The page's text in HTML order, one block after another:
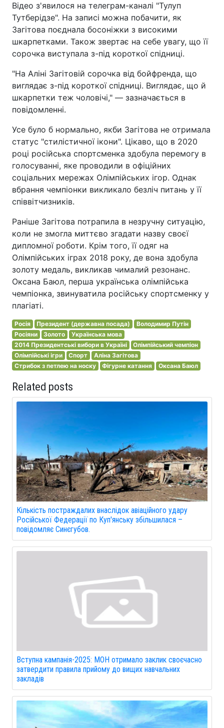
Відео з'явилося на телеграм-каналі "Тулуп
Тутберідзе". На записі можна побачити, як
Загітова поєднала босоніжки з високими
шкарпетками. Також звертає на себе увагу, що її
сорочка виступала з-під короткої спідниці.
"На Аліні Загітовій сорочка від бойфренда, що
виглядає з-під короткої спідниці. Виглядає, що й
шкарпетки теж чоловічі," — зазначається в
повідомленні.
Усе було б нормально, якби Загітова не отримала
статус "стилістичної ікони". Цікаво, що в 2020
році російська спортсменка здобула перемогу в
голосуванні, яке проводили в офіційних
соціальних мережах Олімпійських ігор. Однак
вбрання чемпіонки викликало безліч питань у її
співвітчизників.
Раніше Загітова потрапила в незручну ситуацію,
коли не змогла миттєво згадати назву своєї
дипломної роботи. Крім того, її одяг на
Олімпійських іграх 2018 року, де вона здобула
золоту медаль, викликав чималий резонанс.
Оксана Баюл, перша українська олімпійська
чемпіонка, звинуватила російську спортсменку у
плагіаті.
Росія Президент (державна посада)
Володимир Путін
Росіяни
Золото
Українська мова
2014 Президентські вибори в Україні
Олімпійський чемпіон
Олімпійські ігри
Спорт
Аліна Загітова
Стрибок з петлею на носку
Фігурне катання Оксана Баюл
Related posts
Кількість постраждалих внаслідок авіаційного удару
Російської Федерації по Куп'янську збільшилася –
повідомляє Синєгубов.
Вступна кампанія-2025: МОН отримало заклик своєчасно
затвердити правила прийому до вищих навчальних
закладів